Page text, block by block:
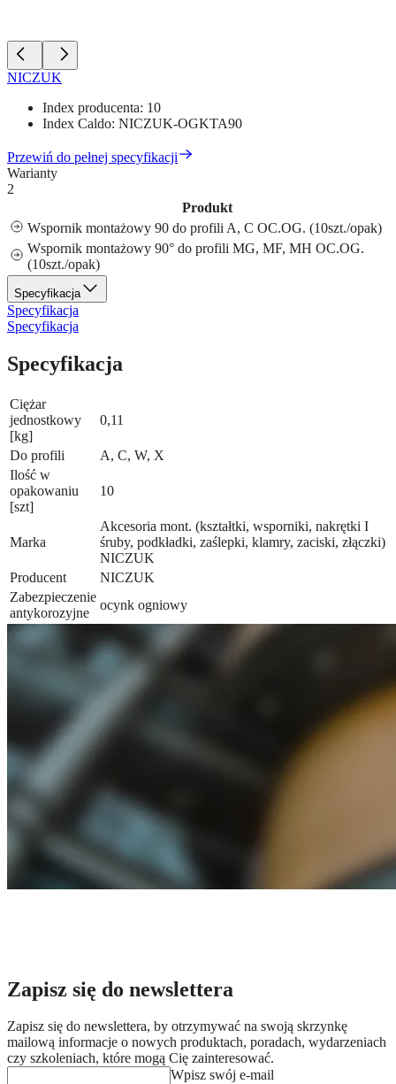
NICZUK
Index producenta: 10
Index Caldo: NICZUK-OGKTA90
Przewiń do pełnej specyfikacji
Warianty
2
Produkt
Wspornik montażowy 90 do profili A, C OC.OG. (10szt./opak)
Wspornik montażowy 90° do profili MG, MF, MH OC.OG.
(10szt./opak)
Specyfikacja
Specyfikacja
Specyfikacja
Specyfikacja
Ciężar
jednostkowy
[kg]
0,11
Do profili
A, C, W, X
Ilość w
opakowaniu
[szt]
10
Marka
Akcesoria mont. (kształtki, wsporniki, nakrętki I
śruby, podkładki, zaślepki, klamry, zaciski, złączki)
NICZUK
Producent
NICZUK
Zabezpieczenie
antykorozyjne
ocynk ogniowy
Zapisz się do newslettera
Zapisz się do newslettera, by otrzymywać na swoją skrzynkę
mailową informacje o nowych produktach, poradach, wydarzeniach
czy szkoleniach, które mogą Cię zainteresować.
Wpisz swój e-mail